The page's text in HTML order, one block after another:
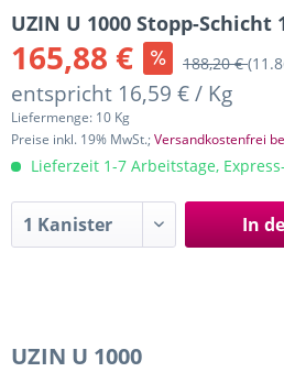
UZIN U 1000 Stopp-Schicht
165,88 € 188,20 €
entspricht 16,59 € / Kg
Liefermenge: 10 Kg
Preise inkl. 19% MwSt.;Versandkostenfrei
Lieferzeit 1-7 Arbeitstage,
In
UZIN U 1000